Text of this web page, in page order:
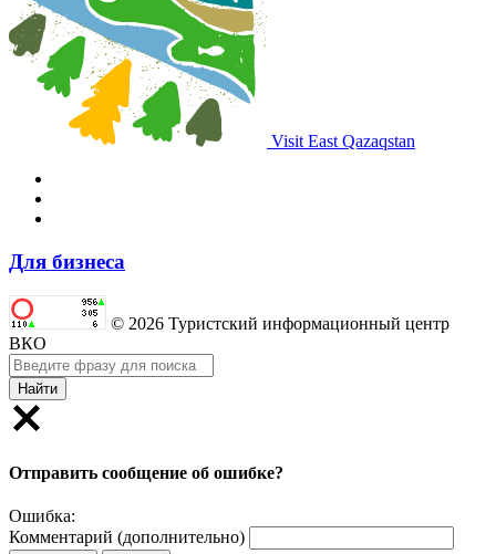
Visit East Qazaqstan
Для бизнеса
© 2026 Туристский информационный центр
ВКО
Найти
Отправить сообщение об ошибке?
Ошибка:
Комментарий (дополнительно)